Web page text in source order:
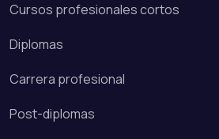
Cursos profesionales cortos
Diplomas
Carrera profesional
Post-diplomas